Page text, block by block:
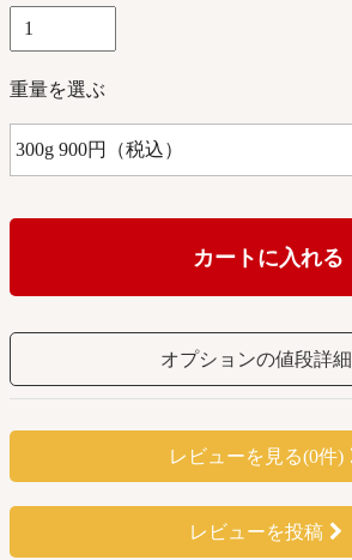
重量を選ぶ
カートに入れる
オプションの値段詳細
レビューを見る(0件)
レビューを投稿